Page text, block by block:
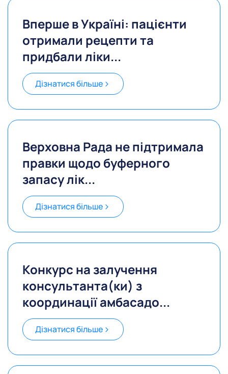
Вперше в Україні: пацієнти
отримали рецепти та
придбали ліки...
Дізнатися більше
Верховна Рада не підтримала
правки щодо буферного
запасу лік...
Дізнатися більше
Конкурс на залучення
консультанта(ки) з
координації амбасадо...
Дізнатися більше